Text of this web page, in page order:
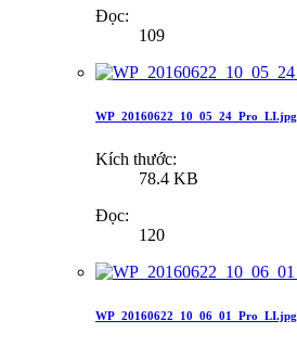
Đọc:
109
WP_20160622_10_05_24_Pro_LI.jpg
Kích thước:
78.4 KB
Đọc:
120
WP_20160622_10_06_01_Pro_LI.jpg